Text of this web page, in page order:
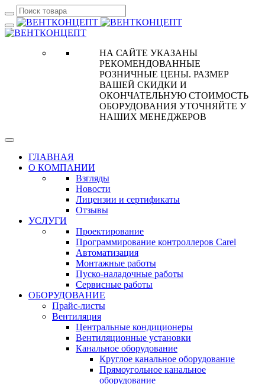
НА САЙТЕ УКАЗАНЫ
РЕКОМЕНДОВАННЫЕ
РОЗНИЧНЫЕ ЦЕНЫ. РАЗМЕР
ВАШЕЙ СКИДКИ И
ОКОНЧАТЕЛЬНУЮ СТОИМОСТЬ
ОБОРУДОВАНИЯ УТОЧНЯЙТЕ У
НАШИХ МЕНЕДЖЕРОВ
ГЛАВНАЯ
О КОМПАНИИ
Взгляды
Новости
Лицензии и сертификаты
Отзывы
УСЛУГИ
Проектирование
Программирование контроллеров Carel
Автоматизация
Монтажные работы
Пуско-наладочные работы
Сервисные работы
ОБОРУДОВАНИЕ
Прайс-листы
Вентиляция
Центральные кондиционеры
Вентиляционные установки
Канальное оборудование
Круглое канальное оборудование
Прямоугольное канальное
оборудование